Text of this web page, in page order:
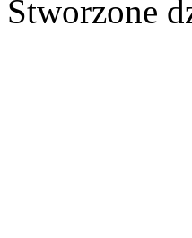
Stworzone